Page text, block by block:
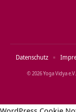
© 2026 Yoga Vidya
Datenschutz